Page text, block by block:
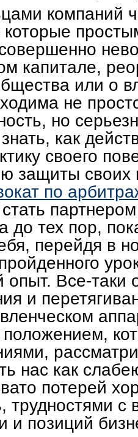
компаний
капитале,
или о
не
но
как
своего
защиты своих
по
до тех пор,
перейдя в
опыт. Все-таки
и
нас как
потерей
трудностями с
и позиций